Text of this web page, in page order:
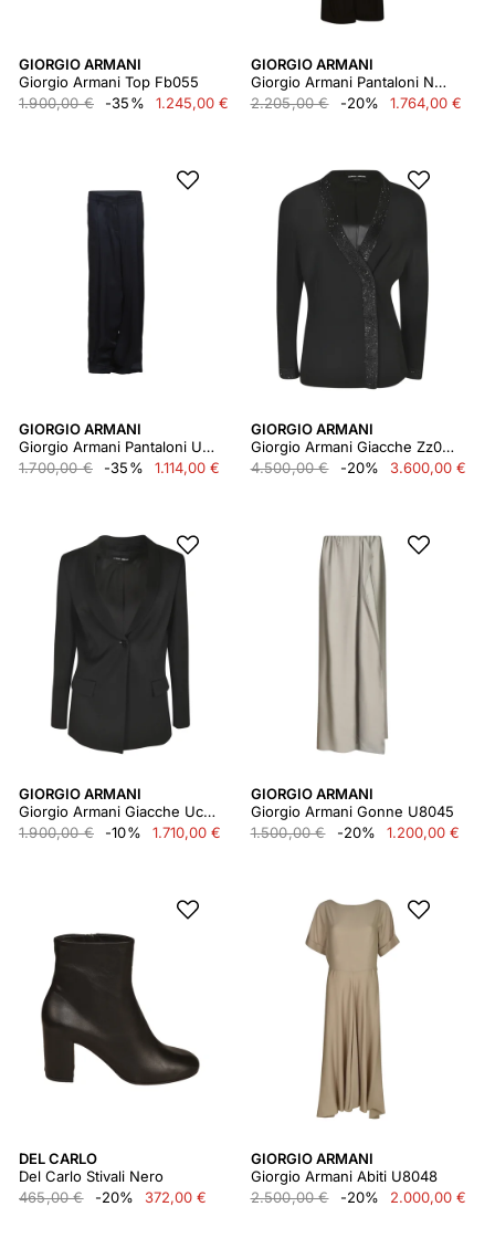
GIORGIO ARMANI
Giorgio Armani Top Fb055
1.900,00 €
-35% 1.245,00 €
GIORGIO ARMANI
Giorgio Armani Pantaloni Nero
2.205,00 €
-20% 1.764,00 €
GIORGIO ARMANI
Giorgio Armani Pantaloni Ub110
1.700,00 €
-35% 1.114,00 €
GIORGIO ARMANI
Giorgio Armani Giacche Zz017
4.500,00 €
-20% 3.600,00 €
GIORGIO ARMANI
Giorgio Armani Giacche Uc001
1.900,00 €
-10% 1.710,00 €
GIORGIO ARMANI
Giorgio Armani Gonne U8045
1.500,00 €
-20% 1.200,00 €
DEL CARLO
Del Carlo Stivali Nero
465,00 €
-20% 372,00 €
GIORGIO ARMANI
Giorgio Armani Abiti U8048
2.500,00 €
-20% 2.000,00 €